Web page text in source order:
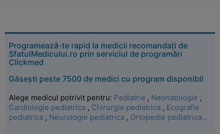
Programează-te rapid la medicii recomandați de
SfatulMedicului.ro prin serviciul de programări
Clickmed
Găsești peste 7500 de medici cu program disponibil
Alege medicul potrivit pentru: Pediatrie , Neonatologie ,
Cardiologie pediatrica , Chirurgie pediatrica , Ecografie
pediatrica , Neurologie pediatrica , Ortopedie pediatrica .